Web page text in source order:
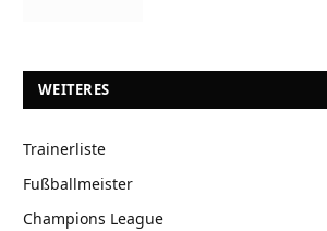
WEITERES
Trainerliste
Fußballmeister
Champions League